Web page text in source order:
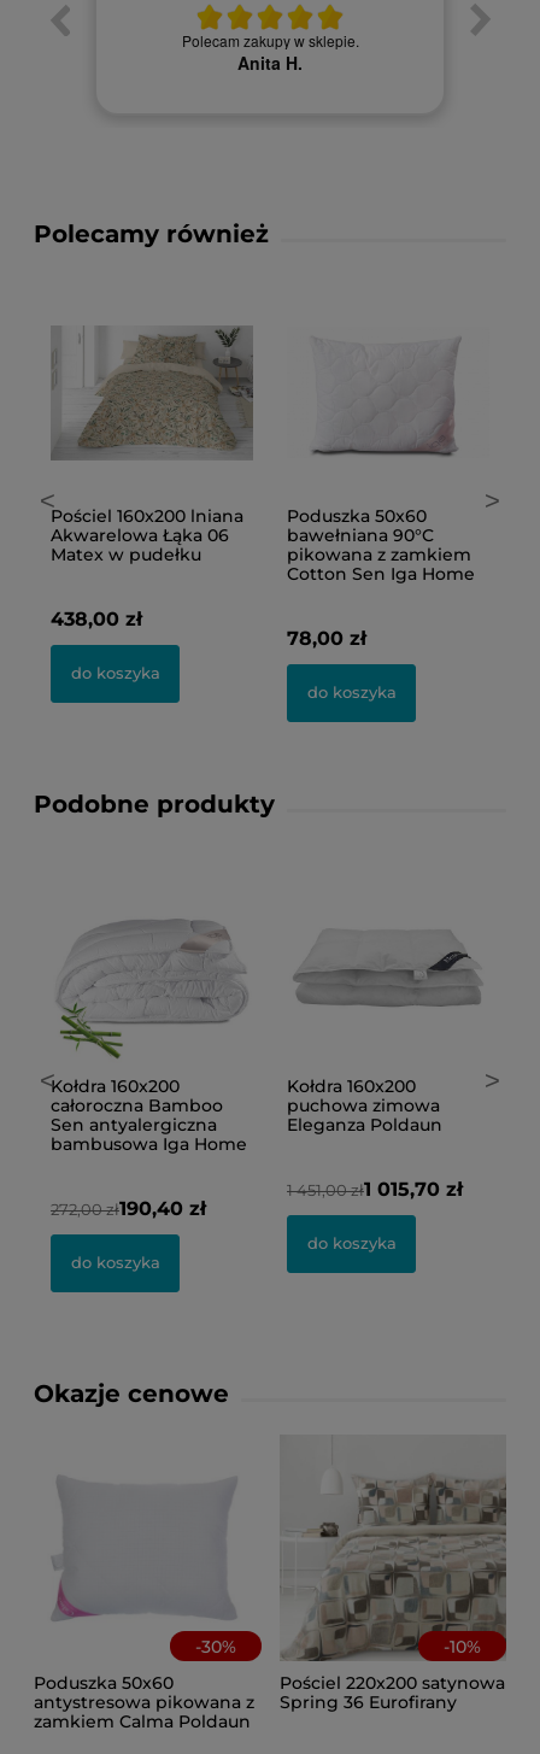
Polecam zakupy w sklepie.
Anita H.
Polecamy również
<Pościel 160x200 lniana
Akwarelowa Łąka 06
Matex w pudełku
438,00 zł
do koszyka
Poduszka 50x60
bawełniana 90°C
pikowana z zamkiem
Cotton Sen Iga Home
78,00 zł
do koszyka
>
Podobne produkty
<Kołdra 160x200
całoroczna Bamboo
Sen antyalergiczna
bambusowa Iga Home
272,00 zł190,40 zł
do koszyka
Kołdra 160x200
puchowa zimowa
Eleganza Poldaun
1 451,00 zł1 015,70 zł
do koszyka
>
Okazje cenowe
-30%
Poduszka 50x60
antystresowa pikowana z
zamkiem Calma Poldaun
-10%
Pościel 220x200 satynowa
Spring 36 Eurofirany